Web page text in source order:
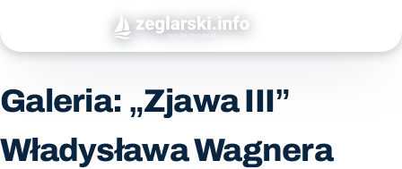
Galeria: „Zjawa III”
Władysława Wagnera